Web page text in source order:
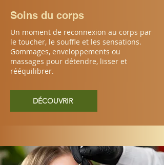
Soins du corps
Un moment de reconnexion au corps par
le toucher, le souffle et les sensations.
Gommages, enveloppements ou
massages pour détendre, lisser et
rééquilibrer.
DÉCOUVRIR